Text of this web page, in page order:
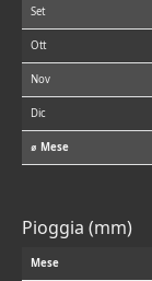
Set
Ott
Nov
Dic
⌀ Mese
Pioggia (mm)
Mese